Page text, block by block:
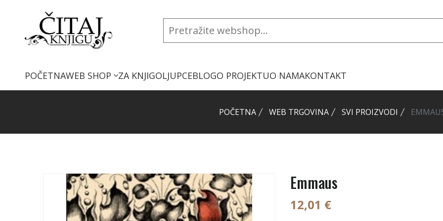
POČETNAWEB SHOP ZA KNJIGOLJUPCEBLOGO PROJEKTUO NAMAKONTAKT
POČETNA WEB TRGOVINA SVI PROIZVODI
Emmaus
12,01 €